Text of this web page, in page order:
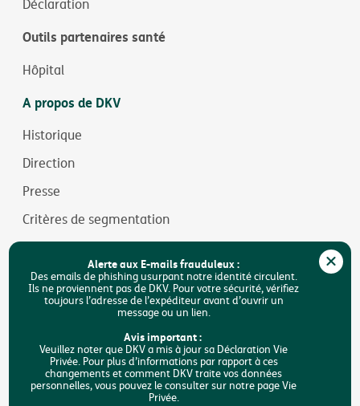
Déclaration
Outils partenaires santé
Hôpital
A propos de DKV
Historique
Direction
Presse
Critères de segmentation
Jobs
Durabilité
Accessibilité
Rechercher
Alerte aux E-mails frauduleux :
Des emails de phishing usurpant notre identité circulent.
Ils ne proviennent pas de DKV. Pour votre sécurité, vérifiez
toujours l’adresse de l’expéditeur avant d’ouvrir un
message ou un lien.
Avis important :
Veuillez noter que DKV a mis à jour sa Déclaration Vie
Privée. Pour plus d’informations par rapport à ces
changements et comment DKV traite vos données
personnelles, vous pouvez le consulter sur notre page Vie
Privée.